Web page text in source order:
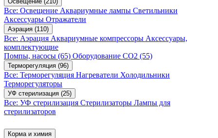
Все: Освещение Аквариумные лампы Светильники
Аксессуары Отражатели
Аэрация (110)
Все: Аэрация Аквариумные компрессоры Аксессуары,
комплектующие
Помпы, насосы (65) Оборудование CO2 (55)
Терморегуляция (96)
Все: Терморегуляция Нагреватели Холодильники
Терморегуляторы
УФ стерилизация (25)
Все: УФ стерилизация Стерилизаторы Лампы для
стерилизаторов
Корма и химия